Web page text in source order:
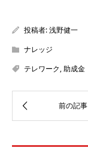
投稿者:浅野健一
ナレッジ
テレワーク,助成金